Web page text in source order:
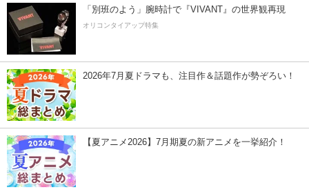
「別班のよう」腕時計で『VIVANT』の世界観再現
オリコンタイアップ特集
2026年7月夏ドラマも、注目作＆話題作が勢ぞろい！
【夏アニメ2026】7月期夏の新アニメを一挙紹介！